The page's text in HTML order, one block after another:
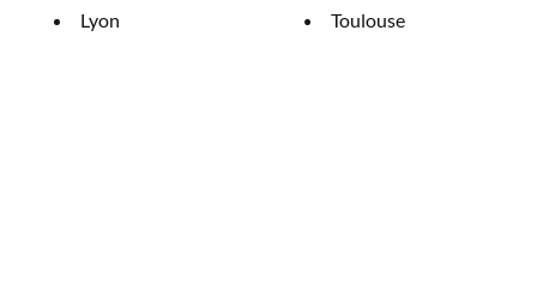
Lyon
Toulouse